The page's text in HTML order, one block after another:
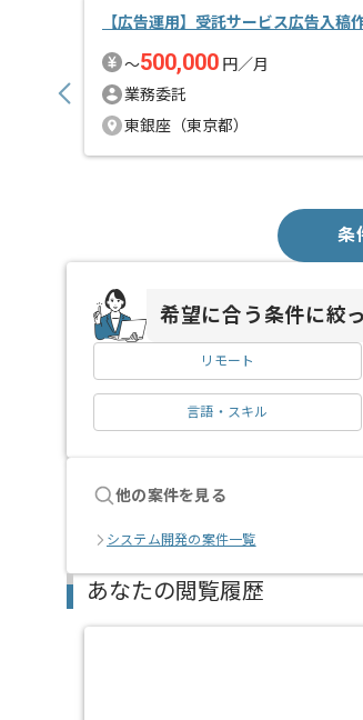
【広告運用】受託サービス広告入稿
〜500,000 円／月
業務委託
東銀座（東京都）
条
希望に合う条件に絞
リモート
言語・スキル
他の案件を見る
システム開発の案件一覧
あなたの閲覧履歴